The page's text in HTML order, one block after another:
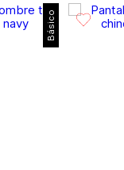
Básico